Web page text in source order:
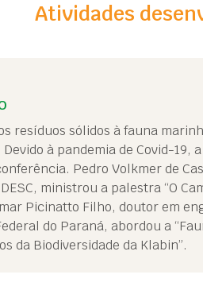
Atividades
resíduos sólidos à fauna
à pandemia de Covid-19,
Pedro Volkmer de
ministrou a palestra “O
Picinatto Filho, doutor em
do Paraná, abordou a
da Biodiversidade da Klabin”.